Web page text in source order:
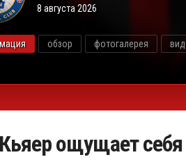
8 августа 2026
обзор фотогалерея
ощущает себя